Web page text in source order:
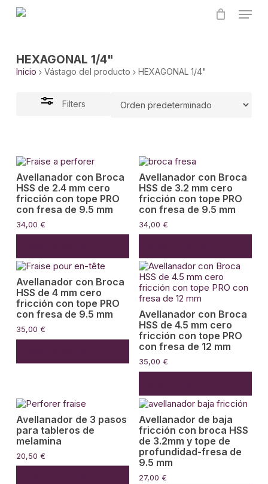
Skip
Menu
HEXAGONAL 1/4"
Inicio Vástago del producto HEXAGONAL 1/4"
Filters
Avellanador con Broca
HSS de 2.4 mm cero
fricción con tope PRO
con fresa de 9.5 mm
34,00 €
Avellanador con Broca
HSS de 3.2 mm cero
fricción con tope PRO
con fresa de 9.5 mm
34,00 €
Avellanador con Broca
HSS de 4 mm cero
fricción con tope PRO
con fresa de 9.5 mm
35,00 €
Avellanador con Broca
HSS de 4.5 mm cero
fricción con tope PRO
con fresa de 12 mm
35,00 €
Avellanador de 3 pasos
para tableros de
melamina
20,50 €
Avellanador de baja
fricción con broca HSS
de 3.2mm y tope de
profundidad-fresa de
9.5 mm
27,00 €